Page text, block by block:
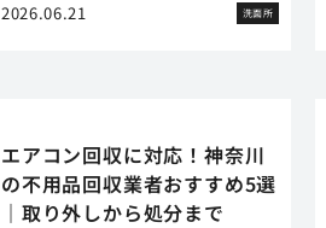
2026.06.21 洗面所
エアコン回収に対応！神奈川
の不用品回収業者おすすめ5選
｜取り外しから処分まで